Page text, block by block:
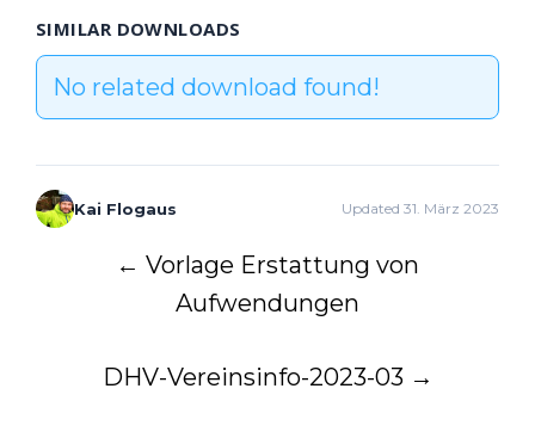
SIMILAR DOWNLOADS
No related download found!
Kai Flogaus Updated 31. März 2023
Post
navigation
← Vorlage Erstattung von
Aufwendungen
DHV-Vereinsinfo-2023-03 →